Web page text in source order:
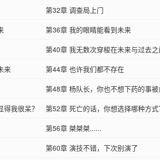
第32章 调查局上门
第36章 我的眼睛能看到未来
第40章 我无数次穿梭在未来与过去之
来
第44章 也许我们都不存在
第48章 杨队长，你也不想下药的事
道吧？
我很呆？
第52章 死亡的话，你想选择哪种方式
第56章 桀桀桀......
第60章 演技不错，下次别演了